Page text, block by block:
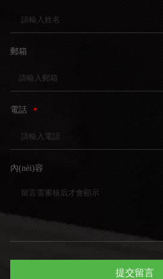
郵箱
電話 *
內(nèi)容
提交留言